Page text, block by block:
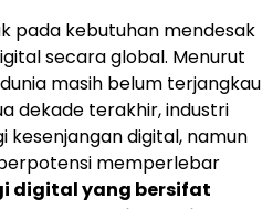
pada kebutuhan mendesak
secara global. Menurut
masih belum terjangkau
dekade terakhir, industri
kesenjangan digital, namun
memperlebar
digital yang bersifat